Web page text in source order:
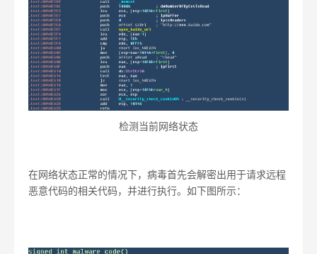
检测当前网络状态
在网络状态正常的情况下，病毒首先会解密出用于请求远程
恶意代码的相关代码，并进行执行。如下图所示：